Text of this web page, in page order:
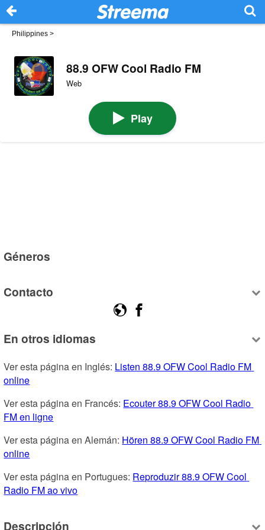
Philippines >
88.9 OFW Cool Radio FM
Web
Play
Géneros
Contacto
En otros idiomas
Ver esta página en Inglés: Listen 88.9 OFW Cool Radio FM
online
Ver esta página en Francés: Ecouter 88.9 OFW Cool Radio
FM en ligne
Ver esta página en Alemán: Hören 88.9 OFW Cool Radio FM
online
Ver esta página en Portugues: Reproduzir 88.9 OFW Cool
Radio FM ao vivo
Descripción